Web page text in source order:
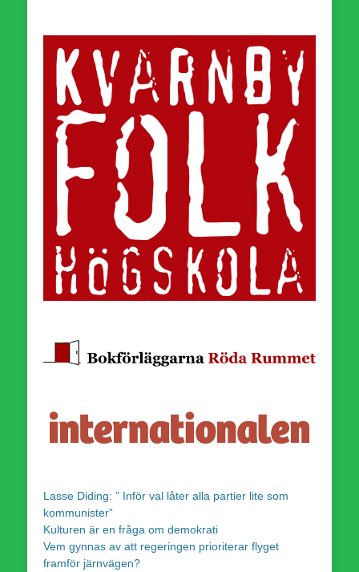
Lasse Diding: ” Inför val låter alla partier lite som
kommunister”
Kulturen är en fråga om demokrati
Vem gynnas av att regeringen prioriterar flyget
framför järnvägen?